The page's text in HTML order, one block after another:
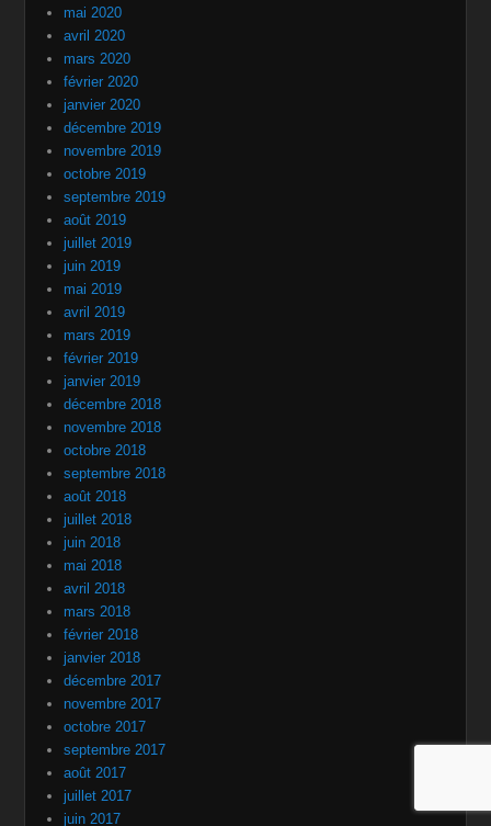
mai 2020
avril 2020
mars 2020
février 2020
janvier 2020
décembre 2019
novembre 2019
octobre 2019
septembre 2019
août 2019
juillet 2019
juin 2019
mai 2019
avril 2019
mars 2019
février 2019
janvier 2019
décembre 2018
novembre 2018
octobre 2018
septembre 2018
août 2018
juillet 2018
juin 2018
mai 2018
avril 2018
mars 2018
février 2018
janvier 2018
décembre 2017
novembre 2017
octobre 2017
septembre 2017
août 2017
juillet 2017
juin 2017